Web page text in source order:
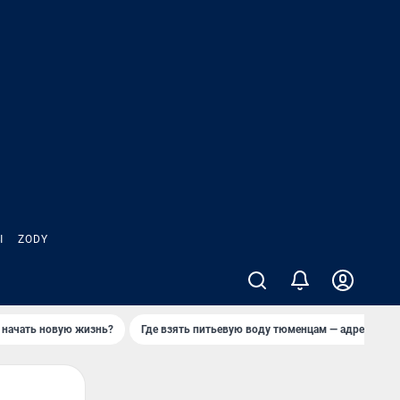
ZODY
начать новую жизнь? Где взять питьевую воду тюменцам — адреса